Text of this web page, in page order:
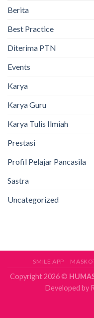
Berita
Best Practice
Diterima PTN
Events
Karya
Karya Guru
Karya Tulis Ilmiah
Prestasi
Profil Pelajar Pancasila
Sastra
Uncategorized
SMILE APP
Copyright 2026 ©
Developed by